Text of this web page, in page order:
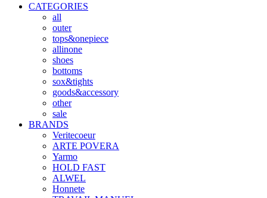
CATEGORIES
all
outer
tops&onepiece
allinone
shoes
bottoms
sox&tights
goods&accessory
other
sale
BRANDS
Veritecoeur
ARTE POVERA
Yarmo
HOLD FAST
ALWEL
Honnete